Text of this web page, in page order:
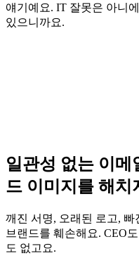
얘기예요. IT 잘못은 아니
있으니까요.
일관성 없는 이메
드 이미지를 해치
깨진 서명, 오래된 로고,
브랜드를 훼손해요. CEO
도 없고요.